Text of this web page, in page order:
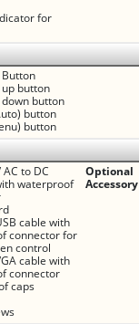
for
Button
button
button
button
button
to DC
waterproof
cable with
connector for
control
cable with
connector
caps
Optional
Accessory